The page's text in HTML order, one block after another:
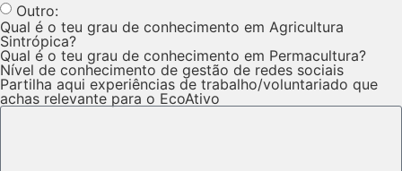
Outro:
Qual é o teu grau de conhecimento em Agricultura
Sintrópica?
Qual é o teu grau de conhecimento em Permacultura?
Nível de conhecimento de gestão de redes sociais
Partilha aqui experiências de trabalho/voluntariado que
achas relevante para o EcoAtivo